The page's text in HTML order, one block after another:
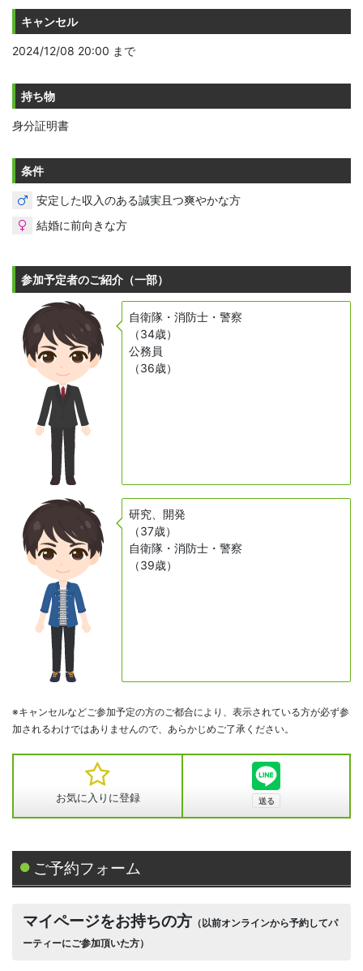
キャンセル
2024/12/08 20:00 まで
持ち物
身分証明書
条件
安定した収入のある誠実且つ爽やかな方
結婚に前向きな方
参加予定者のご紹介（一部）
自衛隊・消防士・警察
（34歳）
公務員
（36歳）
研究、開発
（37歳）
自衛隊・消防士・警察
（39歳）
※キャンセルなどご参加予定の方のご都合により、表示されている方が必ず参
加されるわけではありませんので、あらかじめご了承ください。
お気に入りに登録
ご予約フォーム
マイページをお持ちの方 （以前オンラインから予約してパ
ーティーにご参加頂いた方）